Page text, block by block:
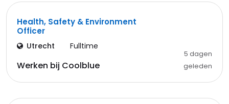
Health, Safety & Environment
Officer
Utrecht Fulltime
Werken bij Coolblue
5 dagen
geleden